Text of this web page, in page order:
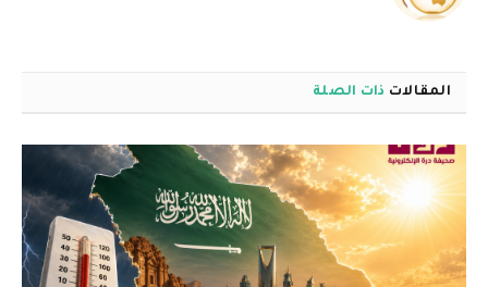
المقالات ذات الصلة